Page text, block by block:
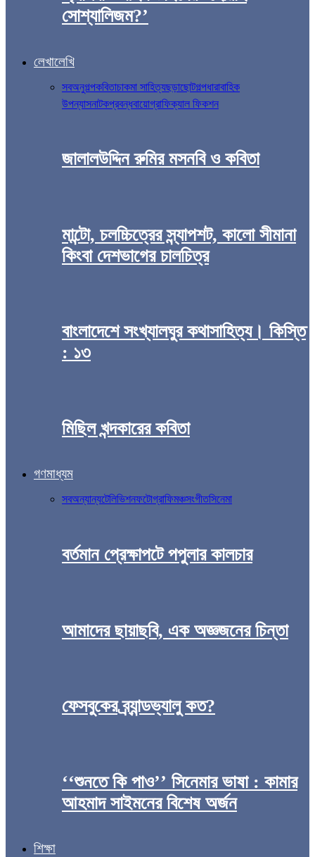
সোশ্যালিজম?’
লেখালেখি
সবঅনুগল্পকবিতাচাকমা সাহিত্যছড়াছোটগল্পধারাবাহিক
উপন্যাসনাটকপ্রবন্ধবায়োগ্রাফিক্যাল ফিকশন
জালালউদ্দিন রুমির মসনবি ও কবিতা
মান্টো, চলচ্চিত্রের স্ন্যাপশট, কালো সীমানা
কিংবা দেশভাগের চালচিত্র
বাংলাদেশে সংখ্যালঘুর কথাসাহিত্য। কিস্তি
: ১৩
মিছিল খন্দকারের কবিতা
গণমাধ্যম
সবঅন্যান্যটেলিভিশনফটোগ্রাফিমঞ্চসংগীতসিনেমা
বর্তমান প্রেক্ষাপটে পপুলার কালচার
আমাদের ছায়াছবি, এক অজ্ঞজনের চিন্তা
ফেসবুকের ব্র্যান্ডভ্যালু কত?
‘‘শুনতে কি পাও’’ সিনেমার ভাষা : কামার
আহমাদ সাইমনের বিশেষ অর্জন
শিক্ষা